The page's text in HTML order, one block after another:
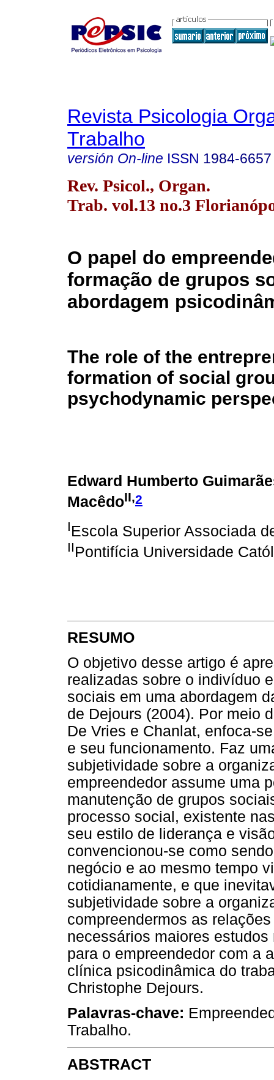
Revista Psicologia
Trabalho
versión On-line ISSN 1984-6657
Rev. Psicol., Organ.
Trab. vol.13 no.3
O papel do
formação de grupos
abordagem
The role of the
formation of social
psychodynamic
Edward Humberto
MacêdoII,2
IEscola Superior Associada
IIPontifícia Universidade
RESUMO
O objetivo desse artigo é
realizadas sobre o indivíduo
sociais em uma abordagem
de Dejours (2004). Por meio
De Vries e Chanlat, enfoca-
e seu funcionamento. Faz
subjetividade sobre a
empreendedor assume uma
manutenção de grupos
processo social, existente
seu estilo de liderança e
convencionou-se como
negócio e ao mesmo tempo
cotidianamente, e que
subjetividade sobre a
compreendermos as
necessários maiores
para o empreendedor com a
clínica psicodinâmica do
Christophe Dejours.
Palavras-chave:
Trabalho.
ABSTRACT